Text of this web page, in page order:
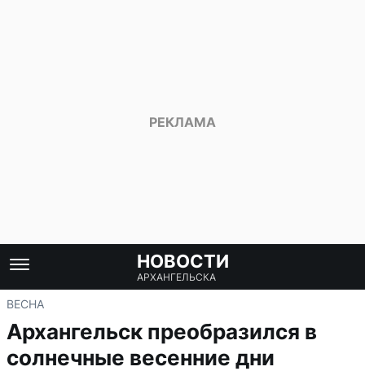
НОВОСТИ
АРХАНГЕЛЬСКА
ВЕСНА
Архангельск преобразился в
солнечные весенние дни